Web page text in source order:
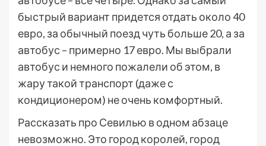
быстрый вариант придется отдать около 40
евро, за обычный поезд чуть больше 20, а за
автобус – примерно 17 евро. Мы выбрали
автобус и немного пожалели об этом, в
жару такой транспорт (даже с
кондиционером) не очень комфортный.
Рассказать про Севилью в одном абзаце
невозможно. Это город королей, город